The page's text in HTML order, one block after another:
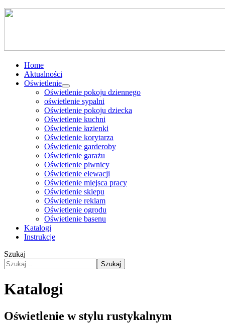
Home
Aktualności
Oświetlenie
Oświetlenie pokoju dziennego
oświetlenie sypalni
Oświetlenie pokoju dziecka
Oświetlenie kuchni
Oświetlenie łazienki
Oświetlenie korytarza
Oświetlenie garderoby
Oświetlenie garażu
Oświetlenie piwnicy
Oświetlenie elewacji
Oświetlenie miejsca pracy
Oświetlenie sklepu
Oświetlenie reklam
Oświetlenie ogrodu
Oświetlenie basenu
Katalogi
Instrukcje
Szukaj
Szukaj
Katalogi
Oświetlenie w stylu rustykalnym